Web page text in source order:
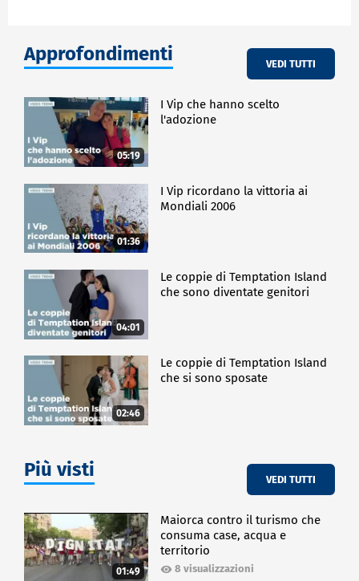
Approfondimenti VEDI TUTTI
05:19
I Vip che hanno scelto
l'adozione
01:36
I Vip ricordano la vittoria ai
Mondiali 2006
04:01
Le coppie di Temptation Island
che sono diventate genitori
02:46
Le coppie di Temptation Island
che si sono sposate
Più visti VEDI TUTTI
01:49
Maiorca contro il turismo che
consuma case, acqua e
territorio
8 visualizzazioni